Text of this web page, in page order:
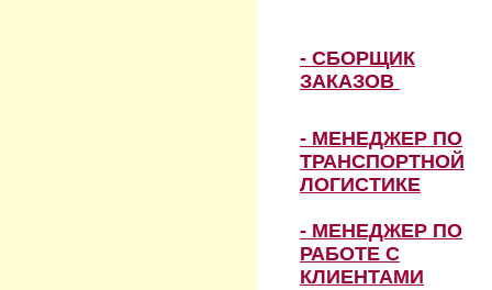
- СБОРЩИК
ЗАКАЗОВ
- МЕНЕДЖЕР ПО
ТРАНСПОРТНОЙ
ЛОГИСТИКЕ
- МЕНЕДЖЕР ПО
РАБОТЕ С
КЛИЕНТАМИ